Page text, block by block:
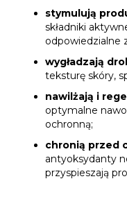
stymulują
składniki
odpowiedzialne
wygładzają
teksturę skóry,
nawilżają i
optymalne
ochronną;
chronią przed
antyoksydanty
przyspieszają